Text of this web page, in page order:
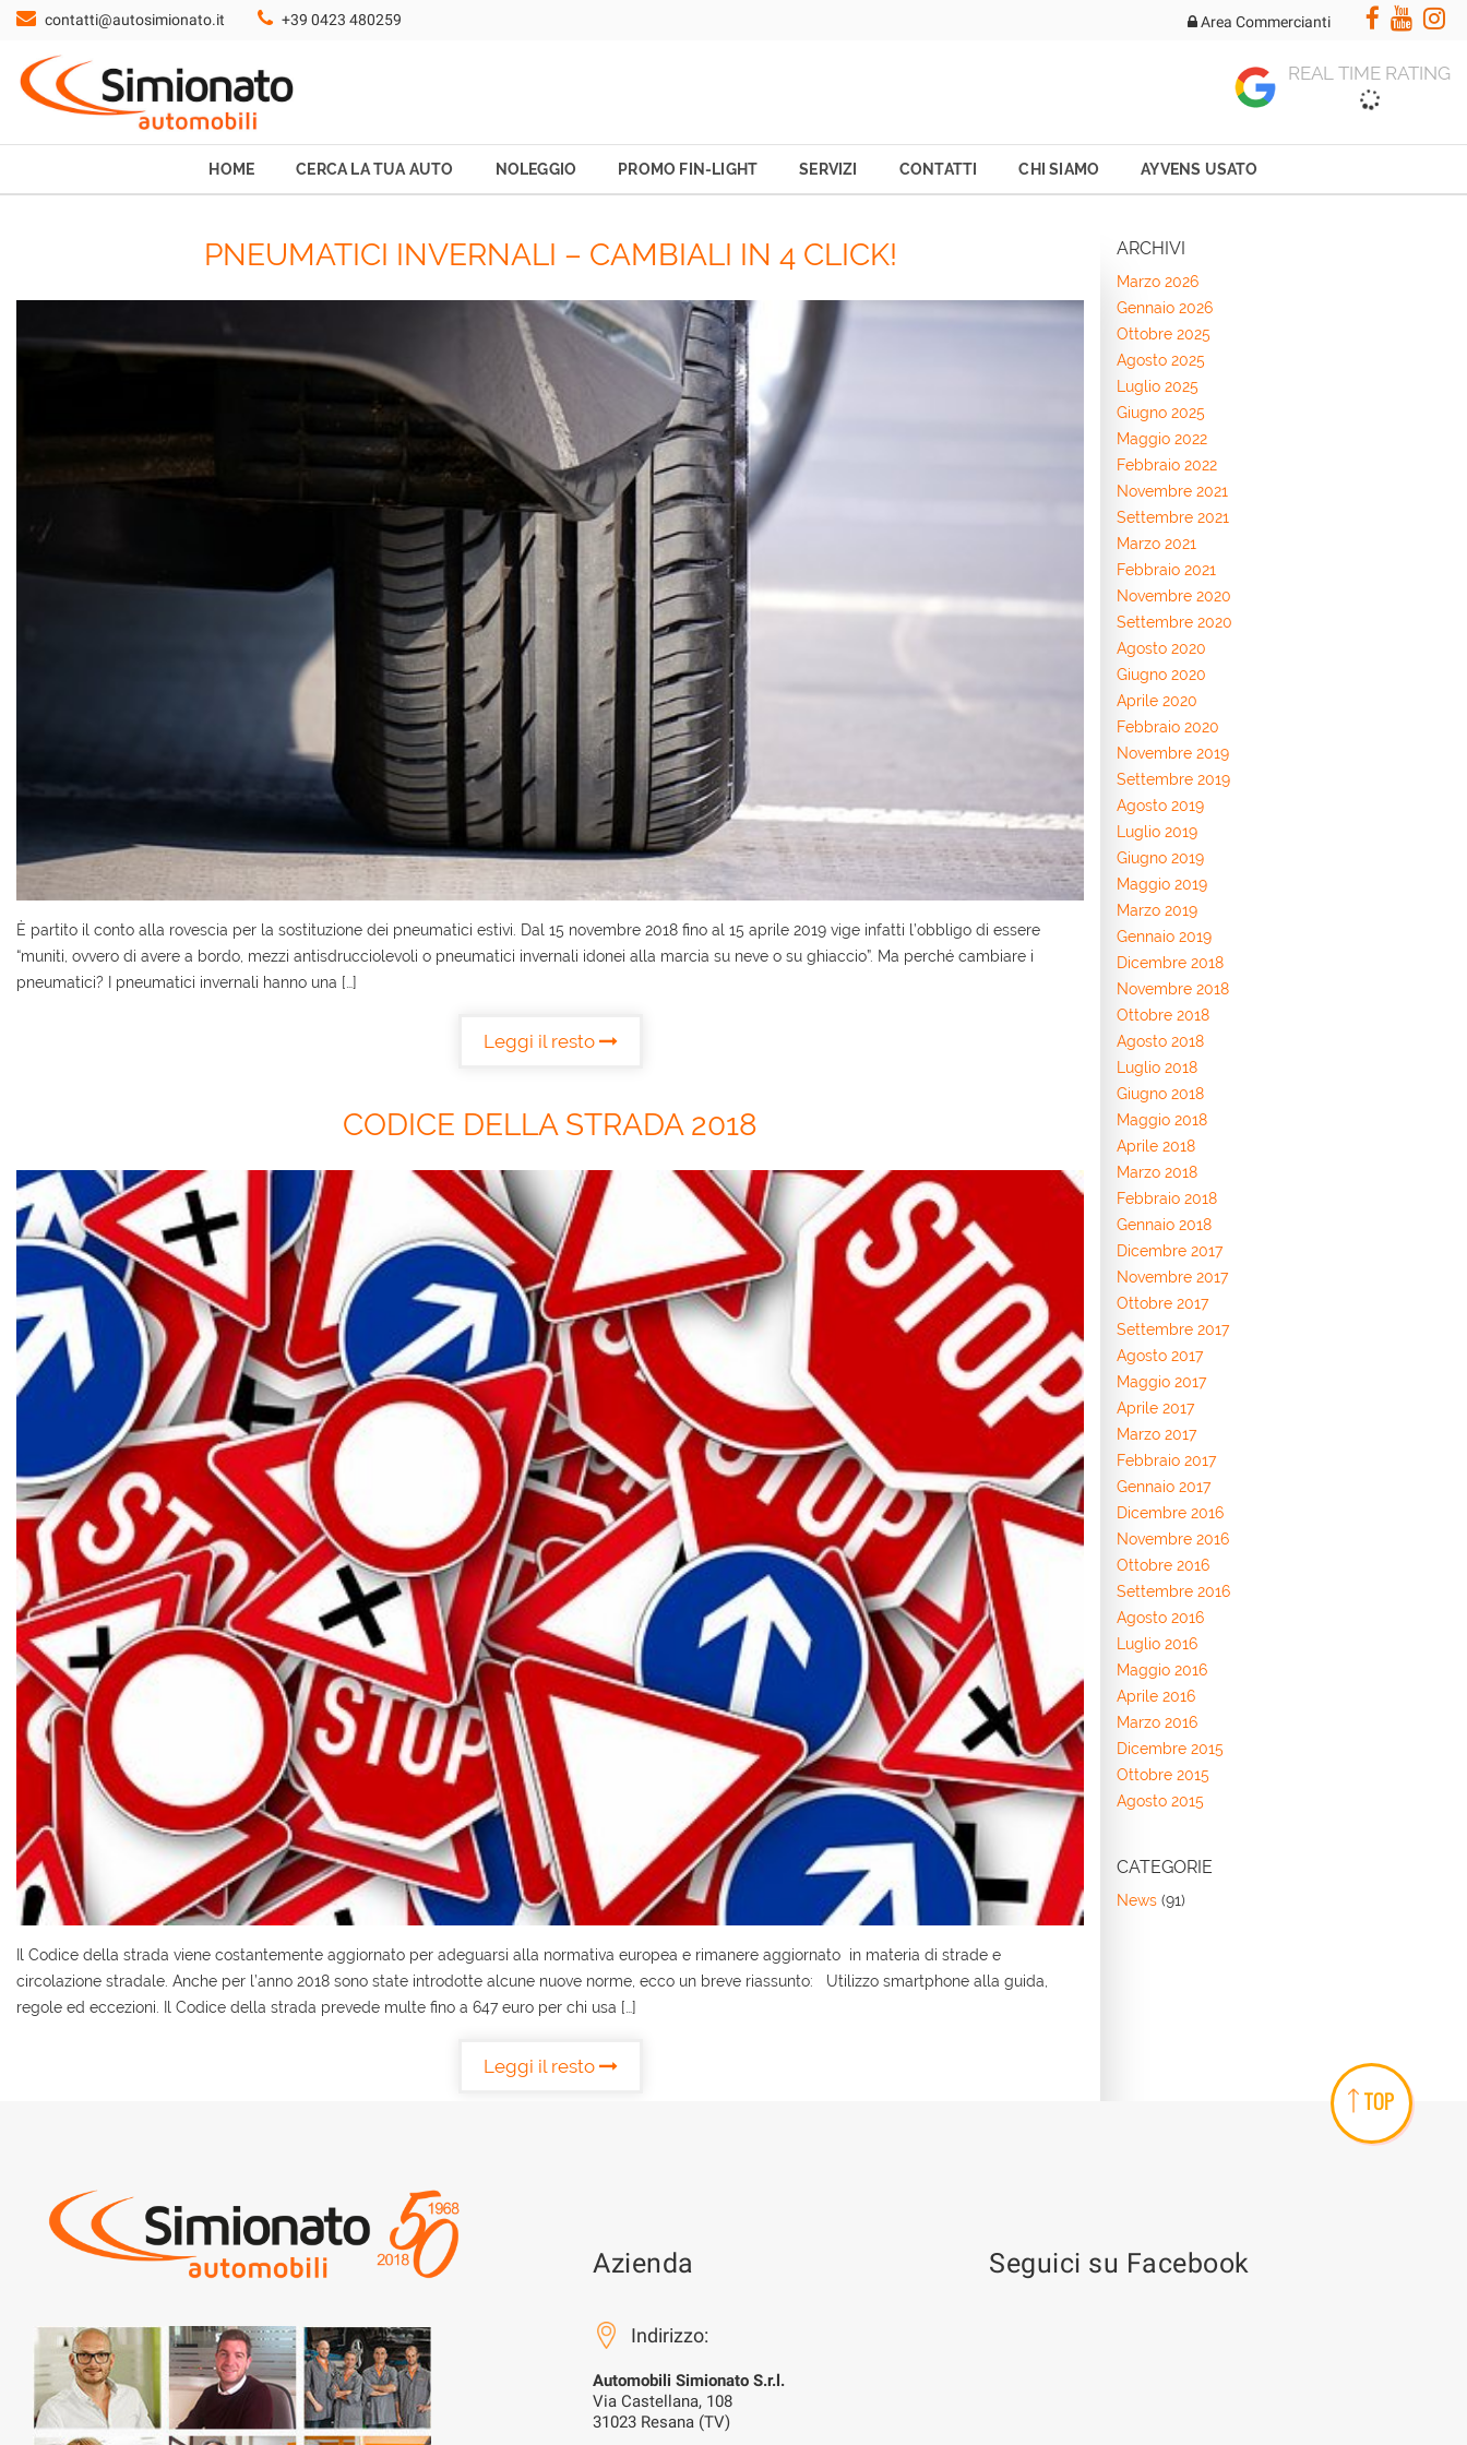
HOME
CERCA LA TUA AUTO
CONTATTI
AYVENS USATO
contatti@autosimionato.it +39 0423 480259 Area Commercianti
REAL TIME RATING
HOME CERCA LA TUA AUTO NOLEGGIO PROMO FIN-LIGHT SERVIZI CONTATTI CHI SIAMO AYVENS USATO
PNEUMATICI INVERNALI – CAMBIALI IN 4 CLICK!
È partito il conto alla rovescia per la sostituzione dei pneumatici estivi. Dal 15 novembre 2018 fino al 15 aprile 2019 vige infatti l’obbligo di essere
“muniti, ovvero di avere a bordo, mezzi antisdrucciolevoli o pneumatici invernali idonei alla marcia su neve o su ghiaccio”. Ma perché cambiare i
pneumatici? I pneumatici invernali hanno una […]
Leggi il resto
CODICE DELLA STRADA 2018
Il Codice della strada viene costantemente aggiornato per adeguarsi alla normativa europea e rimanere aggiornato in materia di strade e
circolazione stradale. Anche per l’anno 2018 sono state introdotte alcune nuove norme, ecco un breve riassunto: Utilizzo smartphone alla guida,
regole ed eccezioni. Il Codice della strada prevede multe fino a 647 euro per chi usa […]
Leggi il resto
ARCHIVI
Marzo 2026
Gennaio 2026
Ottobre 2025
Agosto 2025
Luglio 2025
Giugno 2025
Maggio 2022
Febbraio 2022
Novembre 2021
Settembre 2021
Marzo 2021
Febbraio 2021
Novembre 2020
Settembre 2020
Agosto 2020
Giugno 2020
Aprile 2020
Febbraio 2020
Novembre 2019
Settembre 2019
Agosto 2019
Luglio 2019
Giugno 2019
Maggio 2019
Marzo 2019
Gennaio 2019
Dicembre 2018
Novembre 2018
Ottobre 2018
Agosto 2018
Luglio 2018
Giugno 2018
Maggio 2018
Aprile 2018
Marzo 2018
Febbraio 2018
Gennaio 2018
Dicembre 2017
Novembre 2017
Ottobre 2017
Settembre 2017
Agosto 2017
Maggio 2017
Aprile 2017
Marzo 2017
Febbraio 2017
Gennaio 2017
Dicembre 2016
Novembre 2016
Ottobre 2016
Settembre 2016
Agosto 2016
Luglio 2016
Maggio 2016
Aprile 2016
Marzo 2016
Dicembre 2015
Ottobre 2015
Agosto 2015
CATEGORIE
News (91)
TOP
Azienda
Indirizzo:
Automobili Simionato S.r.l.
Via Castellana, 108
31023 Resana (TV)
Seguici su Facebook